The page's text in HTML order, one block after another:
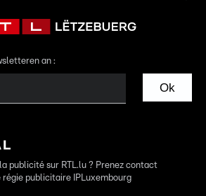
an :
Ok
publicité sur RTL.lu ? Prenez contact
publicitaire IPLuxembourg